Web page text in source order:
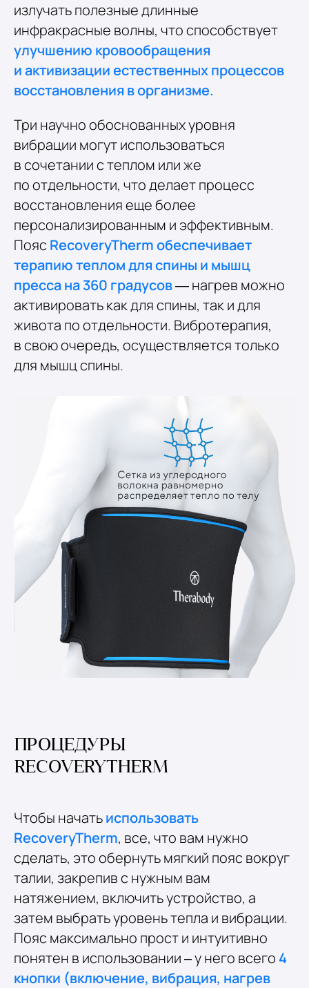
излучать полезные длинные
инфракрасные волны, что способствует
улучшению кровообращения
и активизации естественных процессов
восстановления в организме.
Три научно обоснованных уровня
вибрации могут использоваться
в сочетании с теплом или же
по отдельности, что делает процесс
восстановления еще более
персонализированным и эффективным.
Пояс RecoveryTherm обеспечивает
терапию теплом для спины и мышц
пресса на 360 градусов— нагрев можно
активировать как для спины, так и для
живота по отдельности. Вибротерапия,
в свою очередь, осуществляется только
для мышц спины.
ПРОЦЕДУРЫ
RECOVERYTHERM
Чтобы начатьиспользовать
RecoveryTherm, все, что вам нужно
сделать, это обернуть мягкий пояс вокруг
талии, закрепив с нужным вам
натяжением, включить устройство, а
затем выбрать уровень тепла и вибрации.
Пояс максимально прост и интуитивно
понятен в использовании – у него всего 4
кнопки (включение, вибрация, нагрев